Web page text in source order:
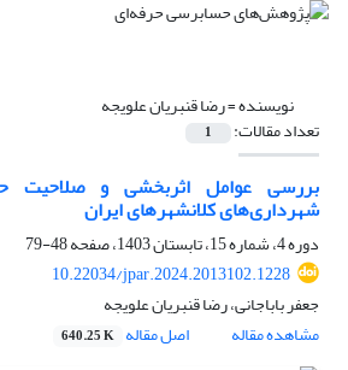
نویسنده =رضا قنبریان علویجه
تعداد مقالات: 1
بررسی عوامل اثربخشی و صلاحیت
شهرداری‌های کلانشهرهای ایران
دوره 4، شماره 15، تابستان 1403، صفحه
48-79
10.22034/jpar.2024.2013102.1228
جعفر باباجانی، رضا قنبریان علویجه
مشاهده مقاله
اصل مقاله 640.25 K